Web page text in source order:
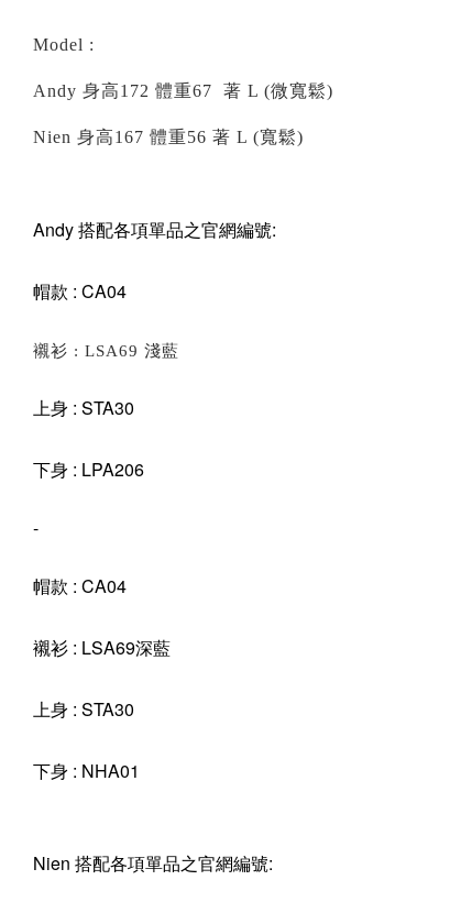
Model :
Andy 身高172 體重67 著 L (微寬鬆)
Nien 身高167 體重56 著 L (寬鬆)
Andy 搭配各項單品之官網編號:
帽款 : CA04
襯衫 : LSA69 淺藍
上身 : STA30
下身 : LPA206
-
帽款 : CA04
襯衫 : LSA69深藍
上身 : STA30
下身 : NHA01
Nien 搭配各項單品之官網編號: